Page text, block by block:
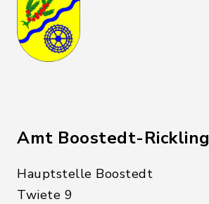
Amt Boostedt-Rickling
Hauptstelle Boostedt
Twiete 9